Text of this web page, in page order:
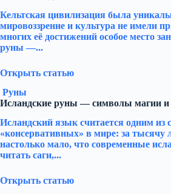
Кельтская цивилизация была
мировоззрение и культура не имели
многих её достижений особое место
руны —...
Открыть статью
Руны
Исландские руны — символы магии и
Исландский язык считается одним из
«консервативных» в мире: за тысячу
настолько мало, что современные
читать саги,...
Открыть статью